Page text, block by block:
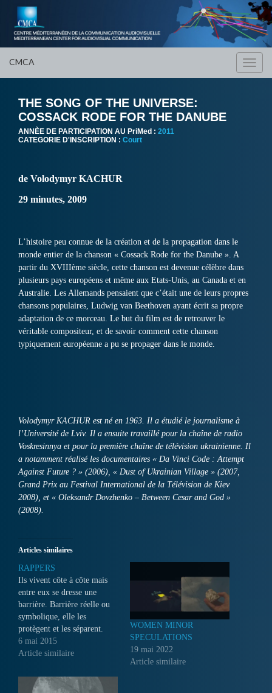
CMCA
THE SONG OF THE UNIVERSE:
COSSACK RODE FOR THE DANUBE
ANNÈE DE PARTICIPATION AU PriMed : 2011
CATEGORIE D'INSCRIPTION : Court
de Volodymyr KACHUR
29 minutes, 2009
L’histoire peu connue de la création et de la propagation dans le
monde entier de la chanson « Cossack Rode for the Danube ». A
partir du XVIIIème siècle, cette chanson est devenue célèbre dans
plusieurs pays européens et même aux Etats-Unis, au Canada et en
Australie. Les Allemands pensaient que c’était une de leurs propres
chansons populaires, Ludwig van Beethoven ayant écrit sa propre
adaptation de ce morceau. Le but du film est de retrouver le
véritable compositeur, et de savoir comment cette chanson
typiquement européenne a pu se propager dans le monde.
Volodymyr KACHUR est né en 1963. Il a étudié le journalisme à
l’Université de Lviv. Il a ensuite travaillé pour la chaîne de radio
Voskresinnya et pour la première chaîne de télévision ukrainienne. Il
a notamment réalisé les documentaires « Da Vinci Code : Attempt
Against Future ? » (2006), « Dust of Ukrainian Village » (2007,
Grand Prix au Festival International de la Télévision de Kiev
2008), et « Oleksandr Dovzhenko – Between Cesar and God »
(2008).
Articles similaires
RAPPERS
Ils vivent côte à côte mais
entre eux se dresse une
barrière. Barrière réelle ou
symbolique, elle les
protègent et les séparent.
L'une est faite de béton et de
barbelés, l'autre de peur et
d'abattre les deux. Ce
reportage sur Israël
6 mai 2015
Article similaire
WOMEN MINOR
SPECULATIONS
19 mai 2022
Article similaire